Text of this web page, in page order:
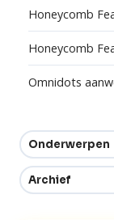
Honeycomb
Honeycomb
Omnidots
Onderwerpen
Archief